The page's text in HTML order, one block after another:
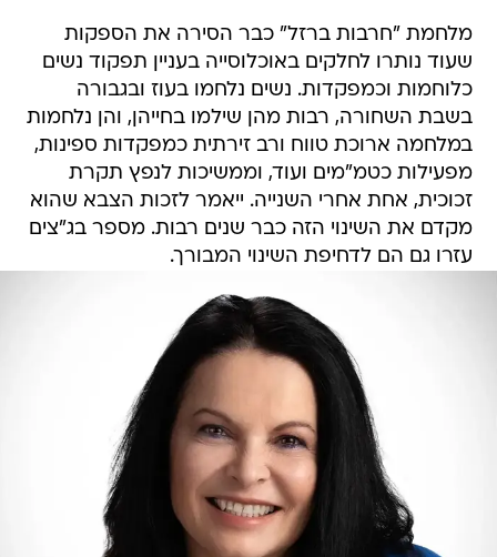
מלחמת "חרבות ברזל" כבר הסירה את הספקות
שעוד נותרו לחלקים באוכלוסייה בעניין תפקוד נשים
כלוחמות וכמפקדות. נשים נלחמו בעוז ובגבורה
בשבת השחורה, רבות מהן שילמו בחייהן, והן נלחמות
במלחמה ארוכת טווח ורב זירתית כמפקדות ספינות,
מפעילות כטמ"מים ועוד, וממשיכות לנפץ תקרת
זכוכית, אחת אחרי השנייה. ייאמר לזכות הצבא שהוא
מקדם את השינוי הזה כבר שנים רבות. מספר בג"צים
עזרו גם הם לדחיפת השינוי המבורך.